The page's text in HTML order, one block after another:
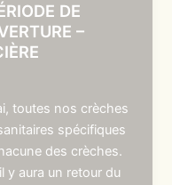
DE
–
toutes nos crèches
spécifiques
des crèches.
y aura un retour du